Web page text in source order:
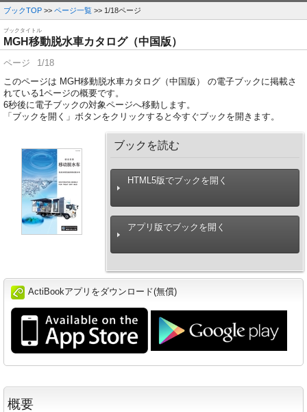
ブックTOP >> ページ一覧 >> 1/18ページ
ブックタイトル
MGH移動脱水車カタログ（中国版）
ページ
1/18
このページは MGH移動脱水車カタログ（中国版） の電子ブックに掲載さ
れている1ページの概要です。
6秒後に電子ブックの対象ページへ移動します。
「ブックを開く」ボタンをクリックすると今すぐブックを開きます。
ブックを読む
HTML5版でブックを開く
アプリ版でブックを開く
ActiBookアプリをダウンロード(無償)
概要